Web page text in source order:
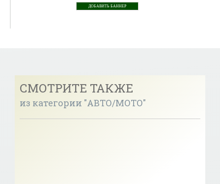
ДОБАВИТЬ БАННЕР
СМОТРИТЕ ТАКЖЕ
из категории "АВТО/МОТО"